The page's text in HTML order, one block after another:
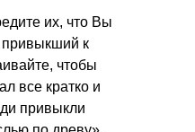
их, что Вы
привыкший к
чтобы
все кратко и
привыкли